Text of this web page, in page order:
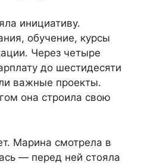
инициативу.
обучение, курсы
Через четыре
до шестидесяти
важные проекты.
она строила свою
Марина смотрела в
— перед ней стояла